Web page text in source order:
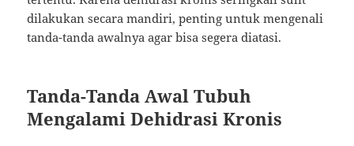
dilakukan secara mandiri, penting untuk mengenali
tanda-tanda awalnya agar bisa segera diatasi.
Tanda-Tanda Awal Tubuh
Mengalami Dehidrasi Kronis